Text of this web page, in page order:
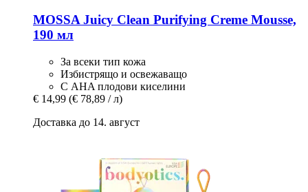
MOSSAJuicy Clean Purifying Creme Mousse,
190 мл
За всеки тип кожа
Избистрящо и освежаващо
С AHA плодови киселини
€ 14,99 (€ 78,89 / л)
Доставка до 14. август